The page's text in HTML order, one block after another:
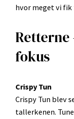
hvor meget vi fik
Retterne
fokus
Crispy Tun
Crispy Tun blev
tallerkenen.